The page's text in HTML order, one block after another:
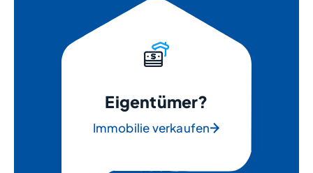
Eigentümer?
Immobilie verkaufen